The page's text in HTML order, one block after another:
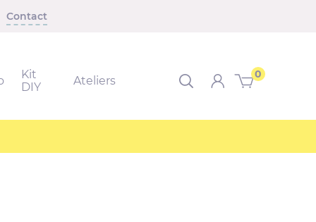
Rechercher dans le
0
Kit
DIY
Ateliers
Contact